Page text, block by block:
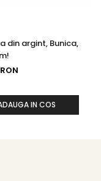
din argint, Bunica,
IN COS